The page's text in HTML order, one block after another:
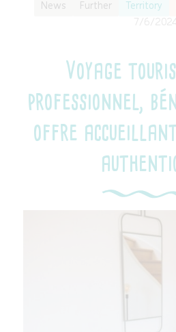
News Further Territory
Voyage
professionnel,
offre